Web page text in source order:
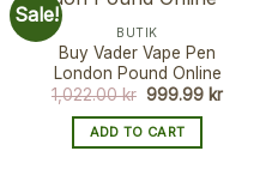
Sale!
BUTIK
Buy Vader Vape Pen
London Pound Online
1,022.00kr Original
was:
1,022.00 kr.
999.99 krCurrent
ADD TO CART